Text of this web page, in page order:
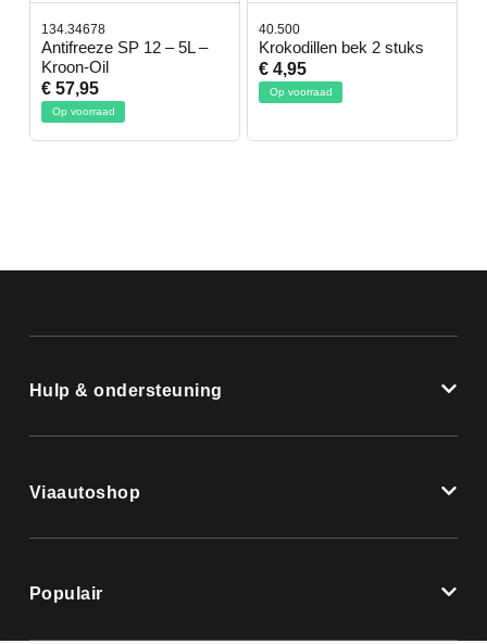
134.34678
Antifreeze SP 12 – 5L –
Kroon-Oil
€ 57,95
Op voorraad
40.500
Krokodillen bek 2 stuks
€ 4,95
Op voorraad
Hulp & ondersteuning
Viaautoshop
Populair